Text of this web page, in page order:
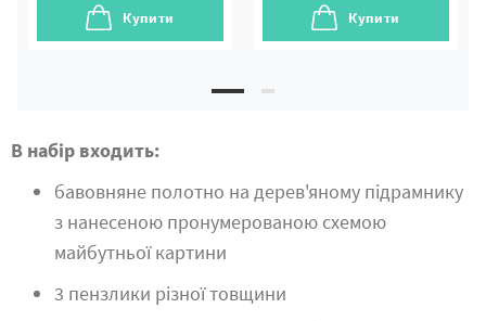
Купити Купити
В набір входить:
бавовняне полотно на дерев'яному підрамнику
з нанесеною пронумерованою схемою
майбутньої картини
3 пензлики різної товщини